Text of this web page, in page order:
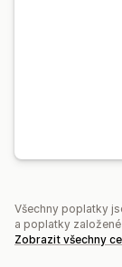
Všechny poplatky
a poplatky
Zobrazit všechny